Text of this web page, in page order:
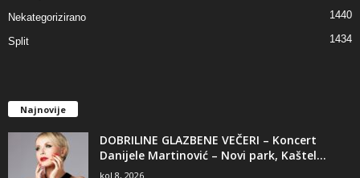
Nekategorizirano 1440
Split 1434
Najnovije
DOBRILINE GLAZBENE VEČERI – Koncert
Danijele Martinović – Novi park, Kaštel...
kol 8, 2026